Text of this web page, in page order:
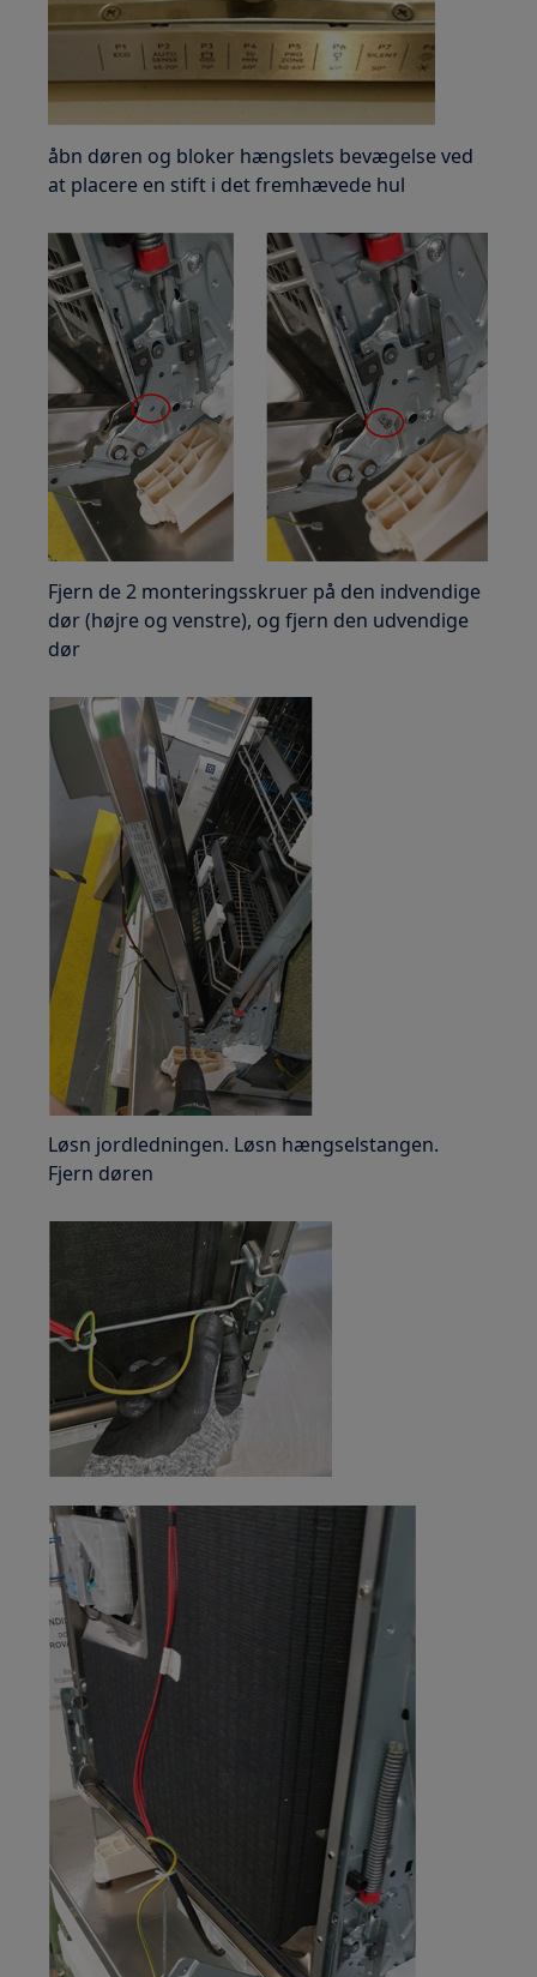
åbn døren og bloker hængslets bevægelse ved
at placere en stift i det fremhævede hul
Fjern de 2 monteringsskruer på den indvendige
dør (højre og venstre), og fjern den udvendige
dør
Løsn jordledningen. Løsn hængselstangen.
Fjern døren